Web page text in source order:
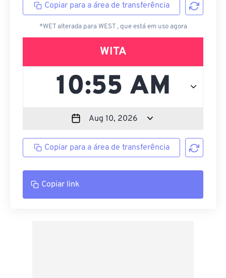
Copiar para a área de transferência
*WET alterada para WEST , que está em uso agora
WITA
Copiar para a área de transferência
Copiar link